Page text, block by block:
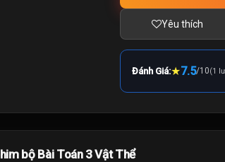
Yêu thích
Đánh Giá:★7.5/10(1
bộ Bài Toán 3 Vật Thể